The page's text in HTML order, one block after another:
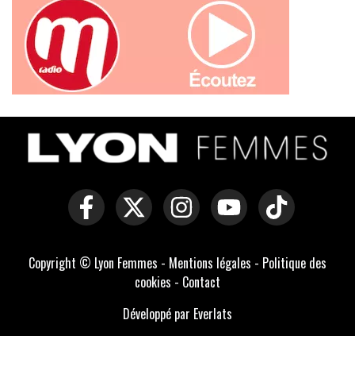
Copyright © Lyon Femmes - Mentions légales - Politique des
cookies - Contact
Développé par Everlats